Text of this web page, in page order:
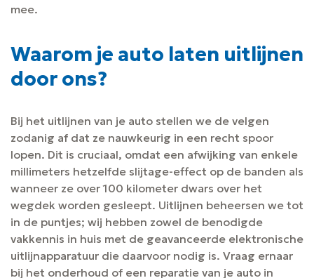
mee.
Waarom je auto laten uitlijnen
door ons?
Bij het uitlijnen van je auto stellen we de velgen
zodanig af dat ze nauwkeurig in een recht spoor
lopen. Dit is cruciaal, omdat een afwijking van enkele
millimeters hetzelfde slijtage-effect op de banden als
wanneer ze over 100 kilometer dwars over het
wegdek worden gesleept. Uitlijnen beheersen we tot
in de puntjes; wij hebben zowel de benodigde
vakkennis in huis met de geavanceerde elektronische
uitlijnapparatuur die daarvoor nodig is. Vraag ernaar
bij het onderhoud of een reparatie van je auto in